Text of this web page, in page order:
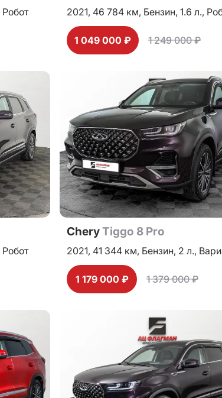
Робот 2021, 46 784 км, Бензин, 1.6 л.,
1 049 000 ₽ 1 249 000 ₽
Робот
CheryTiggo 8 Pro
2021, 41 344 км, Бензин, 2 л.,
1 179 000 ₽ 1 379 000 ₽